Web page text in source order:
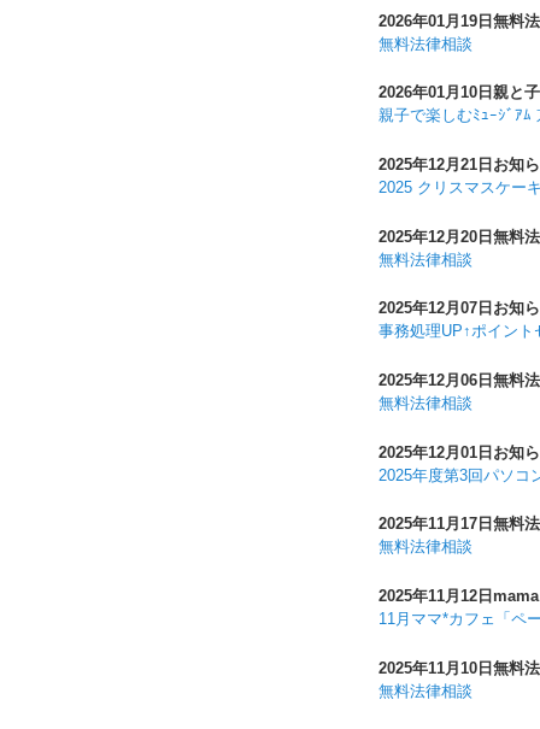
2026年01月19日無料
無料法律相談
2026年01月10日 親と
親子で楽しむﾐｭｰｼﾞｱﾑ
2025年12月21日 お知
2025 クリスマスケー
2025年12月20日無料
無料法律相談
2025年12月07日 お知
事務処理UP↑ポイント
2025年12月06日 無料
無料法律相談
2025年12月01日お知
2025年度第3回パソコ
2025年11月17日 無料
無料法律相談
2025年11月12日
11月ママ*カフェ「ペ
2025年11月10日無料
無料法律相談